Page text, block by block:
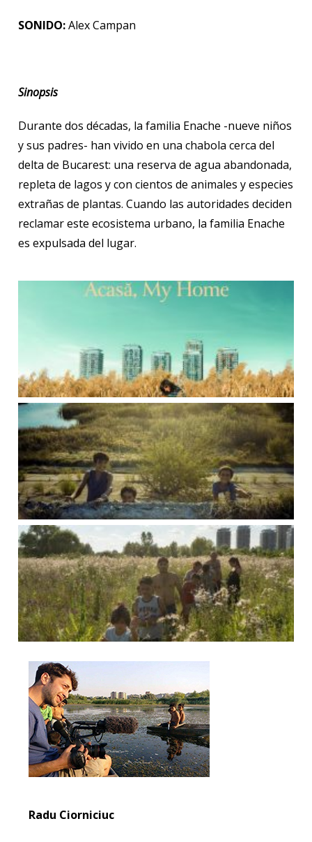
SONIDO:Alex Campan
Sinopsis
Durante dos décadas, la familia Enache -nueve niños
y sus padres- han vivido en una chabola cerca del
delta de Bucarest: una reserva de agua abandonada,
repleta de lagos y con cientos de animales y especies
extrañas de plantas. Cuando las autoridades deciden
reclamar este ecosistema urbano, la familia Enache
es expulsada del lugar.
Radu Ciorniciuc